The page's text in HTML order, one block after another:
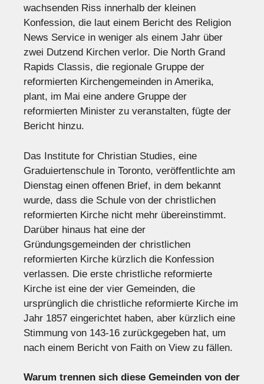
wachsenden Riss innerhalb der kleinen
Konfession, die laut einem Bericht des Religion
News Service in weniger als einem Jahr über
zwei Dutzend Kirchen verlor. Die North Grand
Rapids Classis, die regionale Gruppe der
reformierten Kirchengemeinden in Amerika,
plant, im Mai eine andere Gruppe der
reformierten Minister zu veranstalten, fügte der
Bericht hinzu.
Das Institute for Christian Studies, eine
Graduiertenschule in Toronto, veröffentlichte am
Dienstag einen offenen Brief, in dem bekannt
wurde, dass die Schule von der christlichen
reformierten Kirche nicht mehr übereinstimmt.
Darüber hinaus hat eine der
Gründungsgemeinden der christlichen
reformierten Kirche kürzlich die Konfession
verlassen. Die erste christliche reformierte
Kirche ist eine der vier Gemeinden, die
ursprünglich die christliche reformierte Kirche im
Jahr 1857 eingerichtet haben, aber kürzlich eine
Stimmung von 143-16 zurückgegeben hat, um
nach einem Bericht von Faith on View zu fällen.
Warum trennen sich diese Gemeinden von der